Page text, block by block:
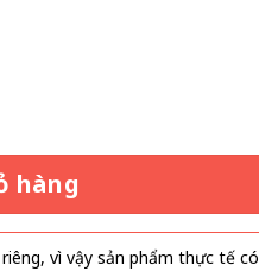
hàng
vì vậy sản phẩm thực tế có